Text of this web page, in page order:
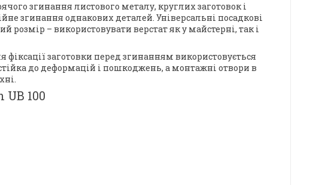
згинання листового металу, круглих заготовок і
згинання однакових деталей. Універсальні посадкові
– використовувати верстат як у майстерні, так і
заготовки перед згинанням використовується
до деформацій і пошкоджень, а монтажні отвори в
100